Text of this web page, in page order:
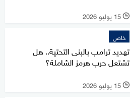
l 15 يوليو 2026
خاص
تهديد ترامب بالبنى التحتية.. هل
تشتعل حرب هرمز الشاملة؟
l 15 يوليو 2026